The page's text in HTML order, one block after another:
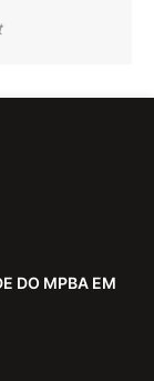
DO MPBA EM